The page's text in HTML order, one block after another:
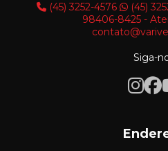
(45) 3252-4576 (45)
98406-8425 -
Siga-